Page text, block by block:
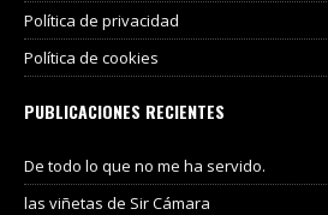
Política de privacidad
Política de cookies
PUBLICACIONES RECIENTES
De todo lo que no me ha servido.
las viñetas de Sir Cámara